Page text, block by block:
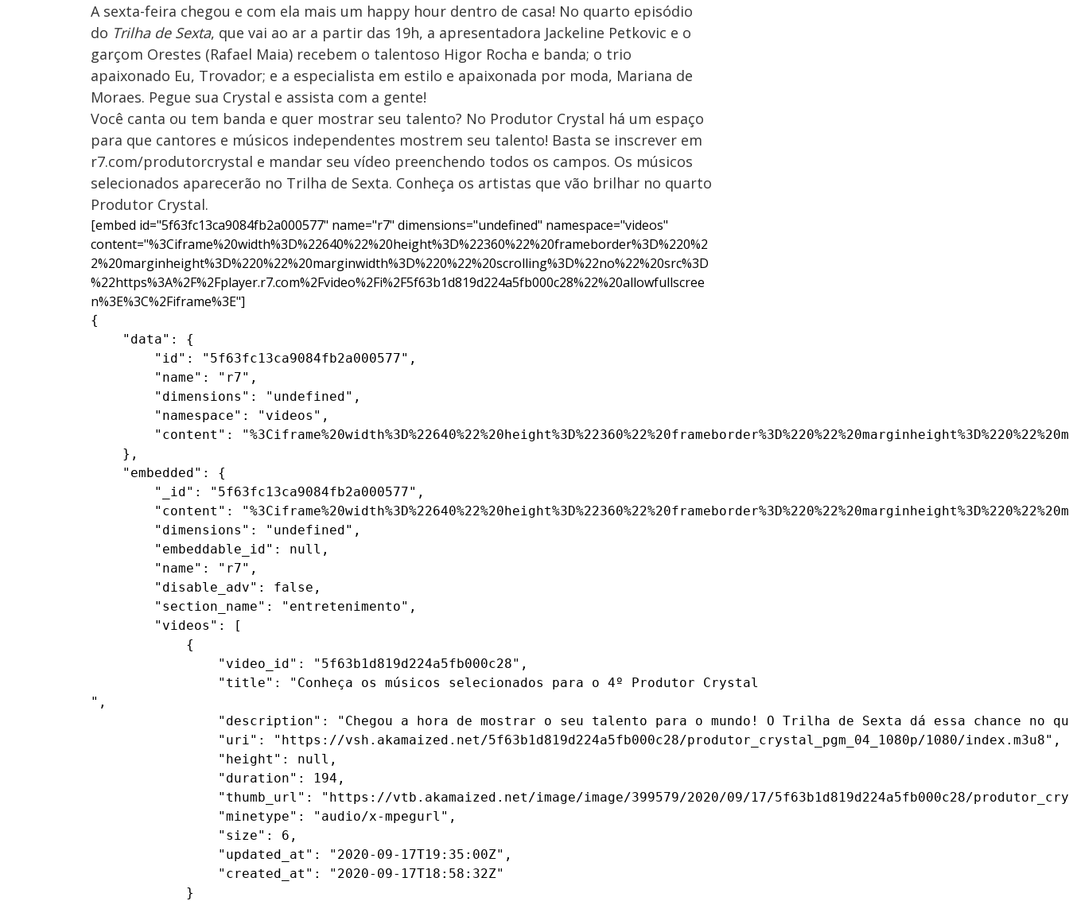
A sexta-feira chegou e com ela mais um happy hour dentro de casa! No quarto episódio
do Trilha de Sexta, que vai ao ar a partir das 19h, a apresentadora Jackeline Petkovic e o
garçom Orestes (Rafael Maia) recebem o talentoso Higor Rocha e banda; o trio
apaixonado Eu, Trovador; e a especialista em estilo e apaixonada por moda, Mariana de
Moraes. Pegue sua Crystal e assista com a gente!
Você canta ou tem banda e quer mostrar seu talento? No Produtor Crystal há um espaço
para que cantores e músicos independentes mostrem seu talento! Basta se inscrever em
r7.com/produtorcrystal e mandar seu vídeo preenchendo todos os campos. Os músicos
selecionados aparecerão no Trilha de Sexta. Conheça os artistas que vão brilhar no quarto
Produtor Crystal.
[embed id="5f63fc13ca9084fb2a000577" name="r7" dimensions="undefined" namespace="videos"
content="%3Ciframe%20width%3D%22640%22%20height%3D%22360%22%20frameborder%3D%220%2
2%20marginheight%3D%220%22%20marginwidth%3D%220%22%20scrolling%3D%22no%22%20src%3D
%22https%3A%2F%2Fplayer.r7.com%2Fvideo%2Fi%2F5f63b1d819d224a5fb000c28%22%20allowfullscree
n%3E%3C%2Fiframe%3E"]
{
    "data": {
        "id": "5f63fc13ca9084fb2a000577",
        "name": "r7",
        "dimensions": "undefined",
        "namespace": "videos",
"content":
    },
    "embedded": {
        "_id": "5f63fc13ca9084fb2a000577",
"content":
        "dimensions": "undefined",
        "embeddable_id": null,
        "name": "r7",
        "disable_adv": false,
        "section_name": "entretenimento",
        "videos": [
            {
                "video_id": "5f63b1d819d224a5fb000c28",
                "title": "Conheça os músicos selecionados para o 4º Produtor Crystal
",
"description": "Chegou a hora de mostrar o seu talento para o mundo! O Trilha de Sexta dá essa chance no
                "uri": "https://vsh.akamaized.net/5f63b1d819d224a5fb000c28/produtor_crystal_pgm_04_1080p/1080/index.m3u8",
                "height": null,
                "duration": 194,
"thumb_url": "https://vtb.akamaized.net/image/image/399579/2020/09/17/5f63b1d819d224a5fb000c28/
                "minetype": "audio/x-mpegurl",
                "size": 6,
                "updated_at": "2020-09-17T19:35:00Z",
                "created_at": "2020-09-17T18:58:32Z"
            }